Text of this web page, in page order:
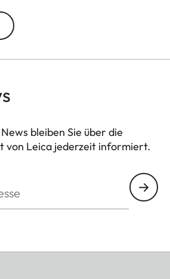
wird die Filterfarbe in
Komplementärfarbe
eine hohe Transmission ohne
bleiben Sie über die
von Leica jederzeit informiert.